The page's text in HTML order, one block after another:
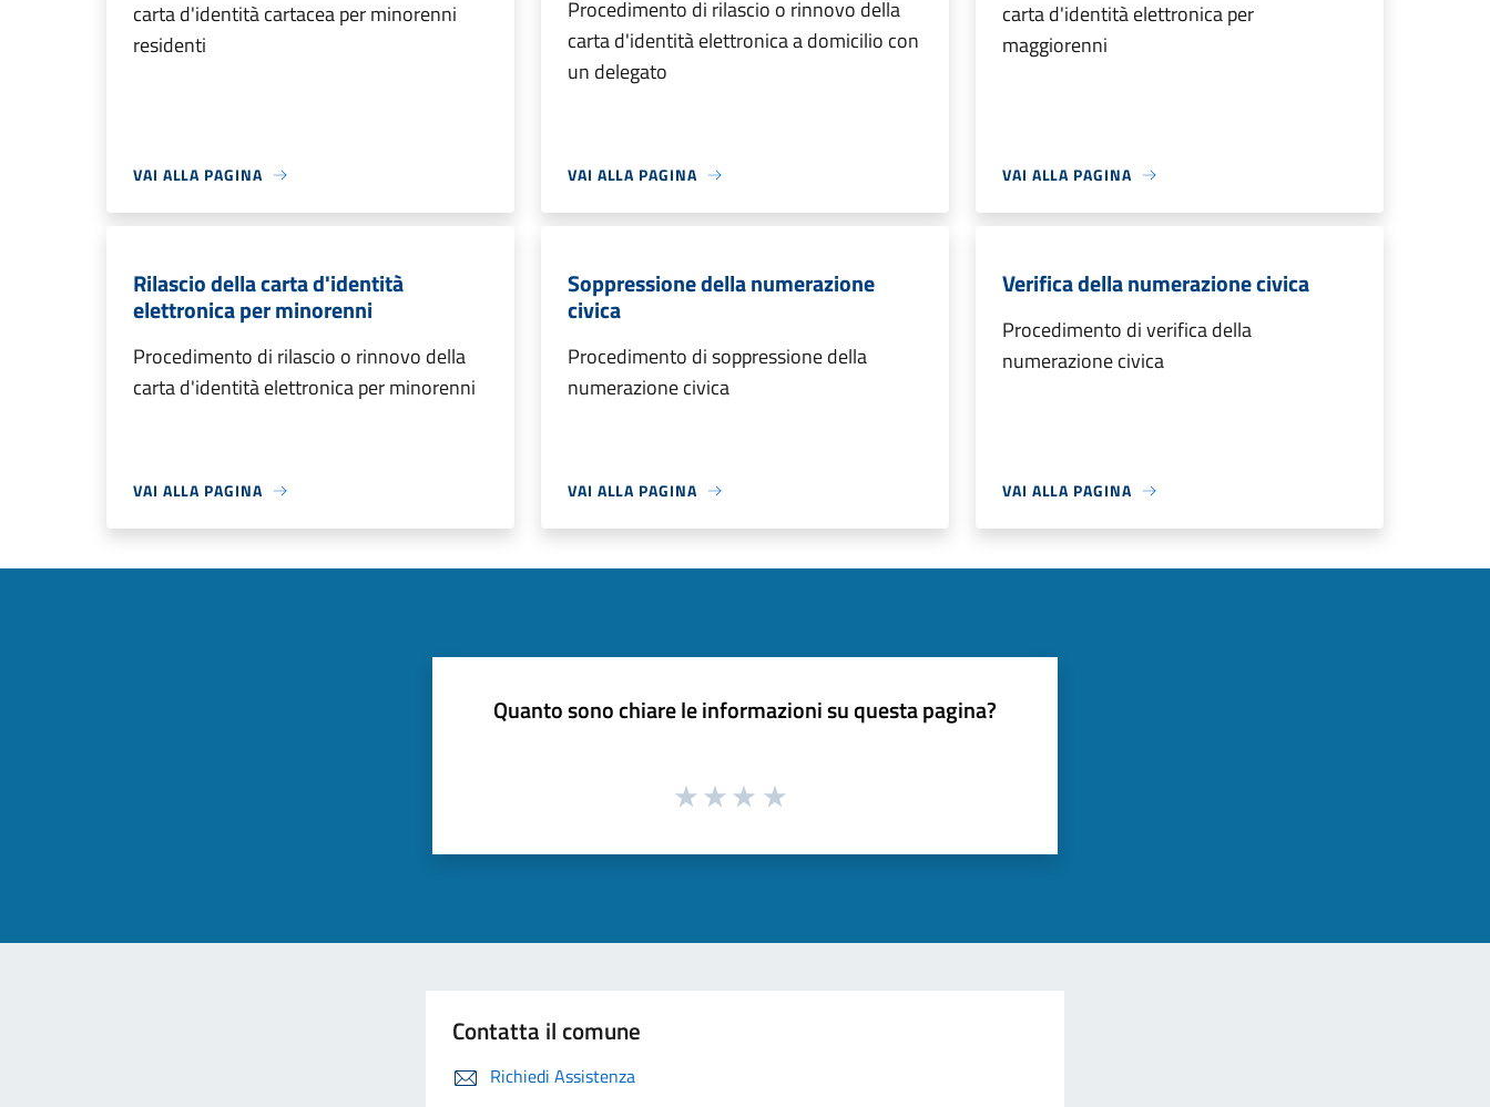
carta d'identità cartacea per minorenni
residenti
VAI ALLA PAGINA
Procedimento di rilascio o rinnovo della
carta d'identità elettronica a domicilio con
un delegato
VAI ALLA PAGINA
carta d'identità elettronica per
maggiorenni
VAI ALLA PAGINA
Rilascio della carta d'identità
elettronica per minorenni
Procedimento di rilascio o rinnovo della
carta d'identità elettronica per minorenni
VAI ALLA PAGINA
Soppressione della numerazione
civica
Procedimento di soppressione della
numerazione civica
VAI ALLA PAGINA
Verifica della numerazione civica
Procedimento di verifica della
numerazione civica
VAI ALLA PAGINA
Quanto sono chiare le informazioni su questa pagina?
Contatta il comune
Richiedi Assistenza